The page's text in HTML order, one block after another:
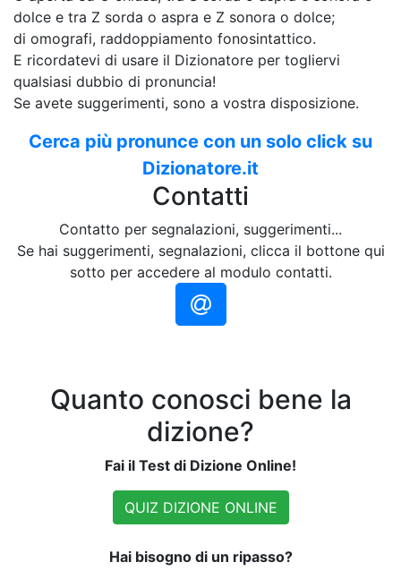
dolce e tra Z sorda o aspra e Z sonora o dolce;
di omografi, raddoppiamento fonosintattico.
E ricordatevi di usare il Dizionatore per togliervi
qualsiasi dubbio di pronuncia!
Se avete suggerimenti, sono a vostra disposizione.
Cerca più pronunce con un solo click su
Dizionatore.it
Contatti
Contatto per segnalazioni, suggerimenti...
Se hai suggerimenti, segnalazioni, clicca il bottone qui
sotto per accedere al modulo contatti.
Quanto conosci bene la
dizione?
Fai il Test di Dizione Online!
QUIZ DIZIONE ONLINE
Hai bisogno di un ripasso?